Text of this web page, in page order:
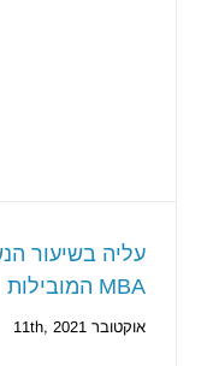
עליה בשיעור
MBA המובילות
אוקטובר 11th, 2021